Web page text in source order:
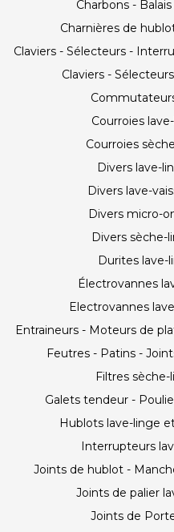
Charbons -
Charnières de
Claviers - Sélecteurs -
Claviers -
Courroies
Courroies
Divers lave-
Divers lave-
Divers micro-
Divers sèche-
Durites lave-
Électrovannes
Electrovannes
Entraineurs - Moteurs de
Feutres - Patins -
Filtres
Galets tendeur -
Hublots lave-linge
Interrupteurs
Joints de hublot -
Joints de palier
Joints de